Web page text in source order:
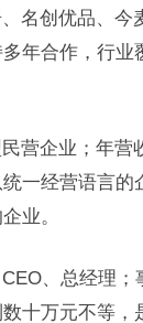
名创优品、
年合作，行业
营企业；年营
一经营语言
业。
、总经理；
十万元不等